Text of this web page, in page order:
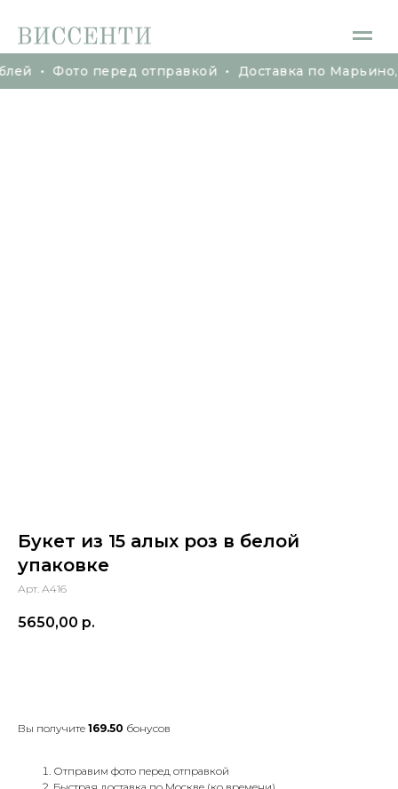
• Фото перед отправкой • Доставка по
• Фото перед отправкой • Доставка по
Букет из 15 алых роз в белой
упаковке
Арт. А416
5650,00 р.
Вы получите 169.50 бонусов
Отправим фото перед отправкой